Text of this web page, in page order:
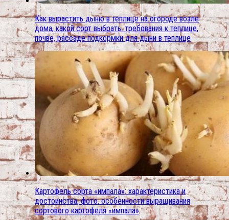
Как вырастить дыню в теплице на огороде возле
дома, какой сорт выбрать. требования к теплице,
почве, рассаде подкормки для дыни в теплице
Картофель сорта «импала»: характеристика и
достоинства, фото. особенности выращивания
сортового картофеля «импала»